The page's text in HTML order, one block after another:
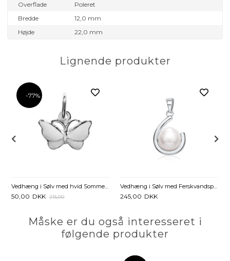
Overflade
Poleret
Bredde
12,0 mm
Højde
22,0 mm
Lignende produkter
-77%
Vedhæng i Sølv med hvid Sommerfugl
50,00 DKK 215,00
Vedhæng i Sølv med Ferskvandsperle
245,00 DKK
Måske er du også interesseret i
følgende produkter